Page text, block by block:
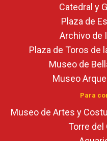
Catedral y
Plaza de
Archivo de
Plaza de Toros de
Museo de
Museo
Para
Museo de Artes y
Torre del